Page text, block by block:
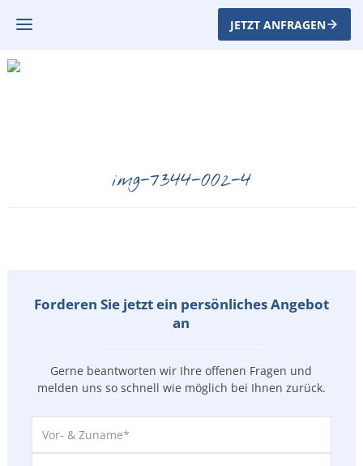
JETZT ANFRAGEN
img-7344-002-4
Forderen Sie jetzt ein persönliches Angebot
an
Gerne beantworten wir Ihre offenen Fragen und
melden uns so schnell wie möglich bei Ihnen zurück.